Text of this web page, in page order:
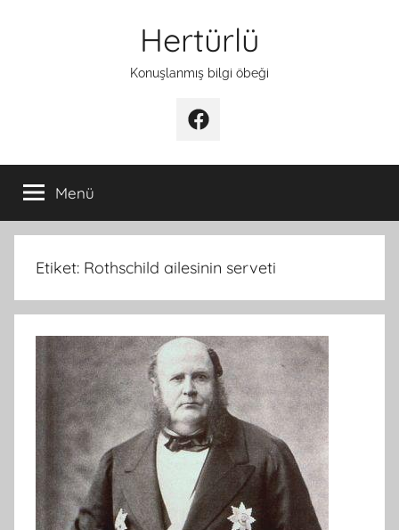
Hertürlü
Konuşlanmış bilgi öbeği
Facebook
Menü
Etiket: Rothschild ailesinin serveti